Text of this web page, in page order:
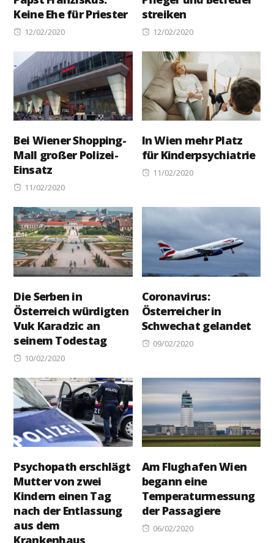
Keine Ehe für Priester
Posted
12/02/2020
streiken
Posted
12/02/2020
Bei Wiener Shopping-
Mall großer Polizei-
Einsatz
Posted
11/02/2020
In Wien mehr Platz
für Kinderpsychiatrie
Posted
11/02/2020
Die Serben in
Österreich würdigten
Vuk Karadzic an
seinem Todestag
Posted
10/02/2020
Coronavirus:
Österreicher in
Schwechat gelandet
Posted
09/02/2020
Psychopath erschlägt
Mutter von zwei
Kindern einen Tag
nach der Entlassung
aus dem
Am Flughafen Wien
begann eine
Temperaturmessung
der Passagiere
Posted
06/02/2020